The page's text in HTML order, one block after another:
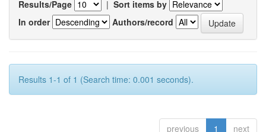
Results/Page | Sort items by
In order
Authors/record
Results 1-1 of 1 (Search time: 0.001 seconds).
previous 1 next